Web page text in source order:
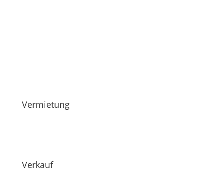
Vermietung
Verkauf